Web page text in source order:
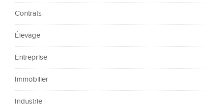
Contrats
Élevage
Entreprise
Immobilier
Industrie